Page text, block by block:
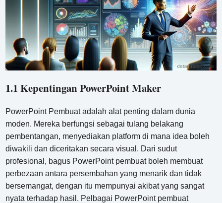
1.1 Kepentingan PowerPoint Maker
PowerPoint Pembuat adalah alat penting dalam dunia
moden. Mereka berfungsi sebagai tulang belakang
pembentangan, menyediakan platform di mana idea boleh
diwakili dan diceritakan secara visual. Dari sudut
profesional, bagus PowerPoint pembuat boleh membuat
perbezaan antara persembahan yang menarik dan tidak
bersemangat, dengan itu mempunyai akibat yang sangat
nyata terhadap hasil. Pelbagai PowerPoint pembuat